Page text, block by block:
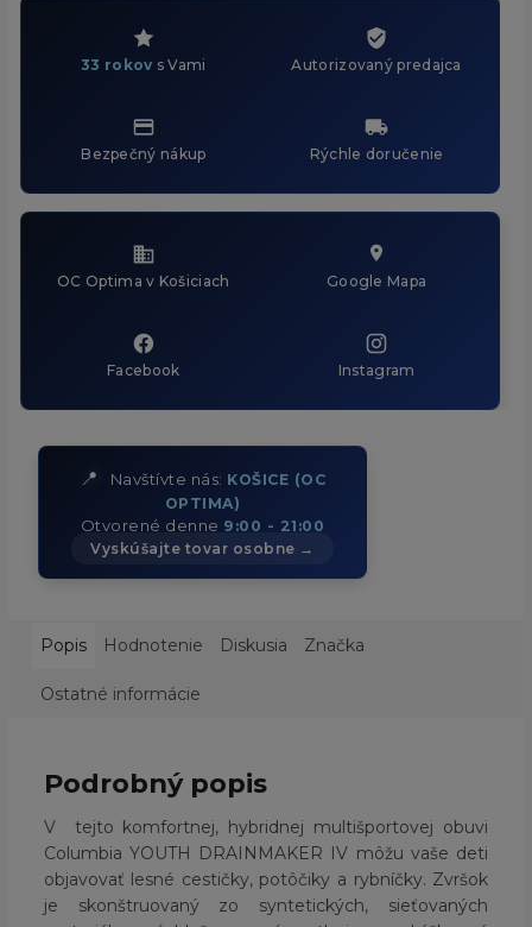
33 rokov s Vami Autorizovaný predajca
Bezpečný nákup Rýchle doručenie
OC Optima v Košiciach Google Mapa
Facebook Instagram
📍 Navštívte nás: KOŠICE (OC
OPTIMA)
Otvorené denne 9:00 - 21:00
Vyskúšajte tovar osobne →
Popis Hodnotenie Diskusia Značka
Ostatné informácie
Podrobný popis
V tejto komfortnej, hybridnej multišportovej obuvi
Columbia YOUTH DRAINMAKER IV môžu vaše deti
objavovať lesné cestičky, potôčiky a rybníčky. Zvršok
je skonštruovaný zo syntetických, sieťovaných